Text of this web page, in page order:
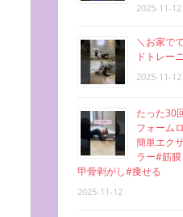
2025-11-12
＼お家で
ドトレー
2025-11-12
たった30
フォーム
簡単エク
ラー#筋
甲骨剥がし#痩せる
2025-11-12